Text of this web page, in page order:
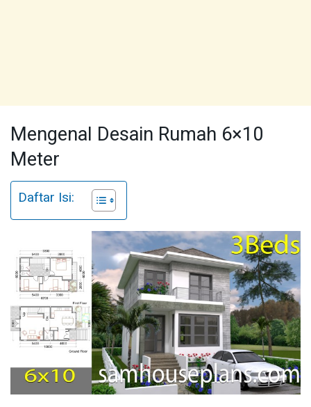
Mengenal Desain Rumah 6×10
Meter
Daftar Isi: